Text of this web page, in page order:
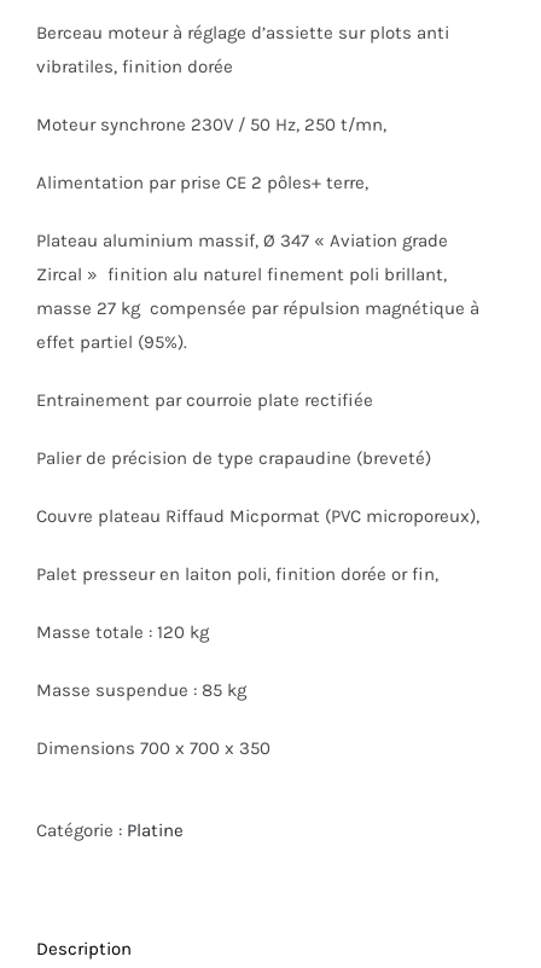
Berceau moteur à réglage d’assiette sur plots anti
vibratiles, finition dorée
Moteur synchrone 230V / 50 Hz, 250 t/mn,
Alimentation par prise CE 2 pôles+ terre,
Plateau aluminium massif, Ø 347 « Aviation grade
Zircal » finition alu naturel finement poli brillant,
masse 27 kg compensée par répulsion magnétique à
effet partiel (95%).
Entrainement par courroie plate rectifiée
Palier de précision de type crapaudine (breveté)
Couvre plateau Riffaud Micpormat (PVC microporeux),
Palet presseur en laiton poli, finition dorée or fin,
Masse totale : 120 kg
Masse suspendue : 85 kg
Dimensions 700 x 700 x 350
Catégorie : Platine
Description